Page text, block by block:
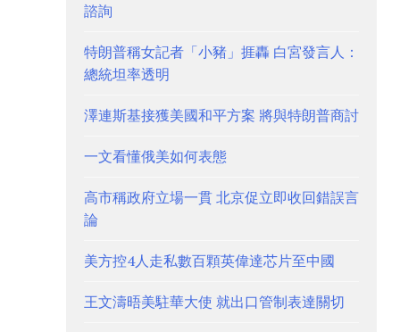
諮詢
特朗普稱女記者「小豬」捱轟 白宮發言人：
總統坦率透明
澤連斯基接獲美國和平方案 將與特朗普商討
一文看懂俄美如何表態
高市稱政府立場一貫 北京促立即收回錯誤言
論
美方控4人走私數百顆英偉達芯片至中國
王文濤晤美駐華大使 就出口管制表達關切